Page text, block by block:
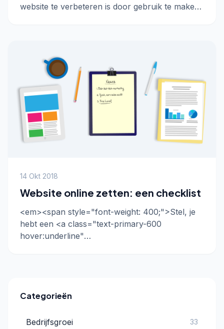
website te verbeteren is door gebruik te maken
14 Okt 2018
Website online zetten: een checklist
<em><span style="font-weight: 400;">Stel, je
hebt een <a class="text-primary-600
hover:underline"
Categorieën
Bedrijfsgroei 33